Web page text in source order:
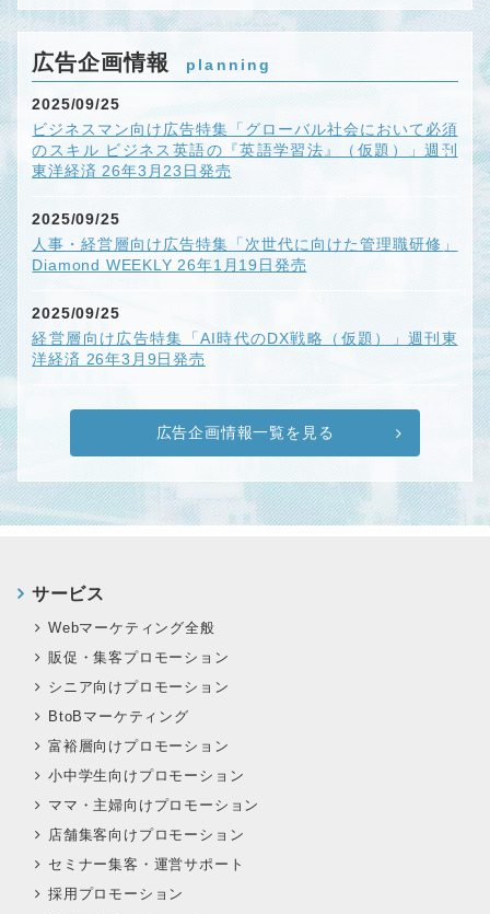
広告企画情報 planning
2025/09/25
ビジネスマン向け広告特集「グローバル社会において必須
のスキル ビジネス英語の『英語学習法』（仮題）」週刊
東洋経済 26年3月23日発売
2025/09/25
人事・経営層向け広告特集「次世代に向けた管理職研修」
Diamond WEEKLY 26年1月19日発売
2025/09/25
経営層向け広告特集「AI時代のDX戦略（仮題）」週刊東
洋経済 26年3月9日発売
広告企画情報一覧を見る
サービス
Webマーケティング全般
販促・集客プロモーション
シニア向けプロモーション
BtoBマーケティング
富裕層向けプロモーション
小中学生向けプロモーション
ママ・主婦向けプロモーション
店舗集客向けプロモーション
セミナー集客・運営サポート
採用プロモーション